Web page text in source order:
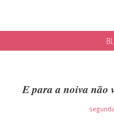
E para a noiva não